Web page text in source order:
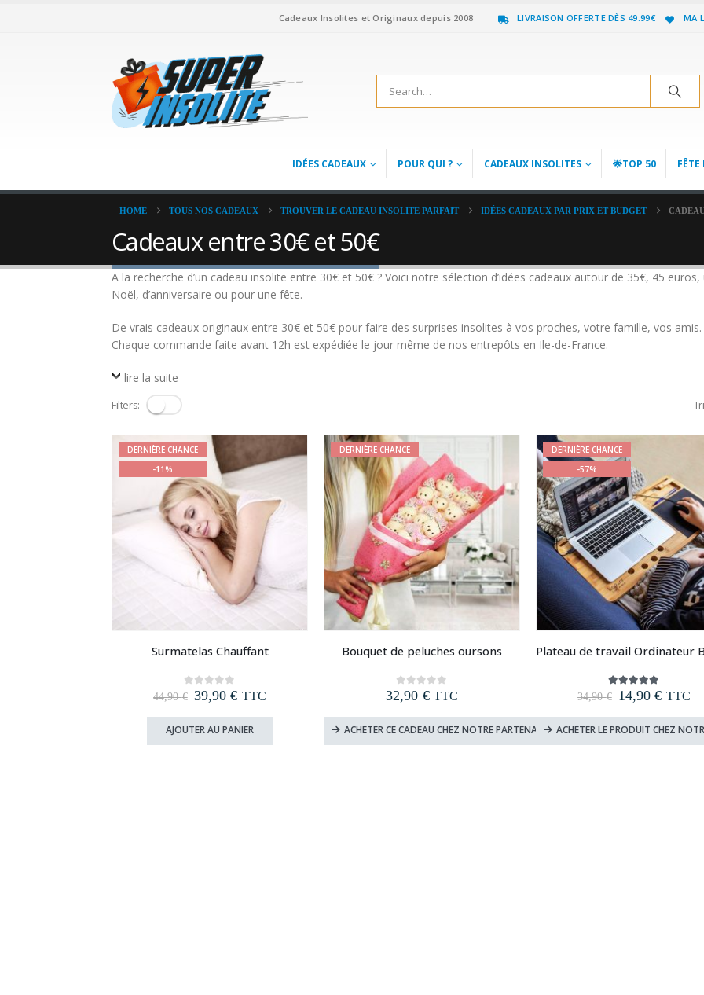
Cadeaux Insolites et Originaux depuis 2008 LIVRAISON OFFERTE DÈS 49.99€ MA
IDÉES CADEAUX POUR QUI ? CADEAUX INSOLITES 🌟TOP 50 FÊTE
HOME TOUS NOS CADEAUX TROUVER LE CADEAU INSOLITE PARFAIT IDÉES CADEAUX PAR PRIX ET BUDGET
Cadeaux entre 30€ et 50€
A la recherche d’un cadeau insolite entre 30€ et 50€ ? Voici notre sélection d’idées cadeaux autour de 35€, 45
Noël, d’anniversaire ou pour une fête.
De vrais cadeaux originaux entre 30€ et 50€ pour faire des surprises insolites à vos proches, votre famille, vos
Chaque commande faite avant 12h est expédiée le jour même de nos entrepôts en Ile-de-France.
lire la suite
Filters:
DERNIÈRE CHANCE
-11%
Surmatelas Chauffant
0 out of 5
44,90€ Le
initial
était :
39,90€Le
actuel
est :
TTC
AJOUTER AU PANIER
DERNIÈRE CHANCE
Bouquet de peluches oursons
0 out of 5
32,90 € TTC
ACHETER CE CADEAU CHEZ NOTRE PARTENAIRE
DERNIÈRE CHANCE
-57%
4.77out of 5
34,90€ Le
initial
était :
14,90€Le
actuel
est :
TTC
ACHETER LE PRODUIT CHEZ